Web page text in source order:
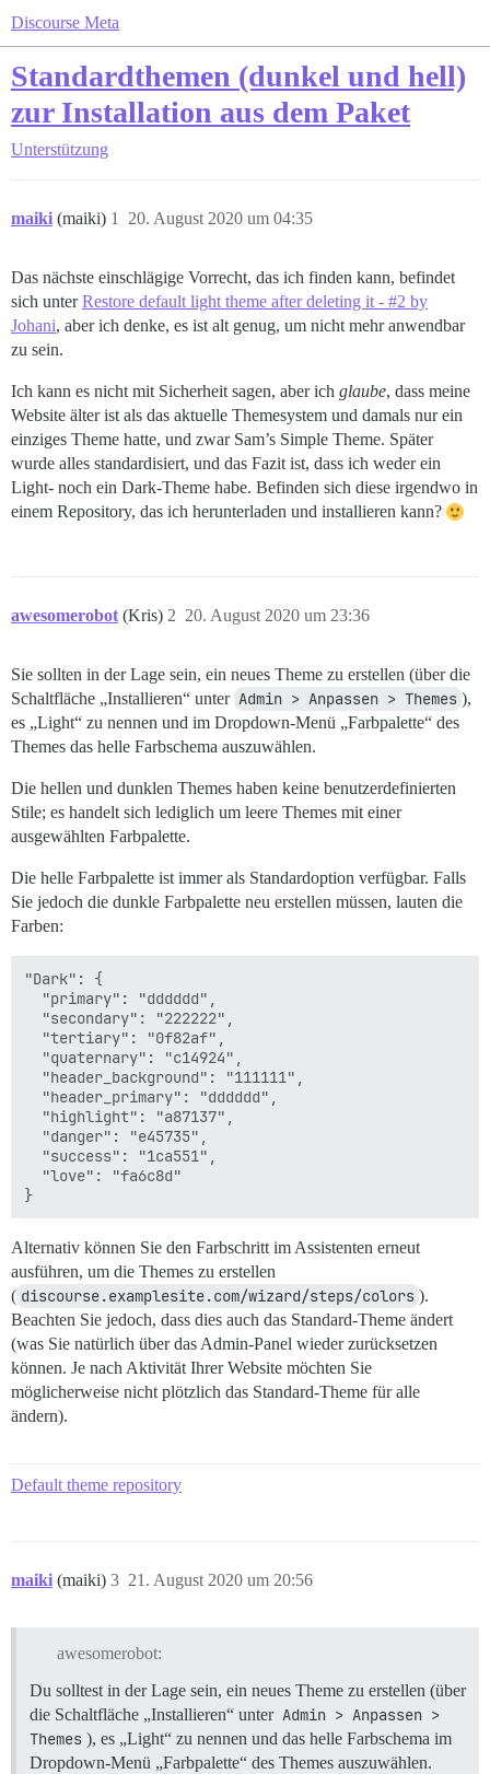
Discourse Meta
Standardthemen (dunkel und hell)
zur Installation aus dem Paket
Unterstützung
maiki (maiki) 20. August 2020 um 04:35
1
Das nächste einschlägige Vorrecht, das ich finden kann, befindet
sich unterRestore default light theme after deleting it - #2 by
Johani, aber ich denke, es ist alt genug, um nicht mehr anwendbar
zu sein.
Ich kann es nicht mit Sicherheit sagen, aber ich glaube, dass meine
Website älter ist als das aktuelle Themesystem und damals nur ein
einziges Theme hatte, und zwar Sam’s Simple Theme. Später
wurde alles standardisiert, und das Fazit ist, dass ich weder ein
Light- noch ein Dark-Theme habe. Befinden sich diese irgendwo in
einem Repository, das ich herunterladen und installieren kann?
awesomerobot (Kris) 20. August 2020 um 23:36
2
Sie sollten in der Lage sein, ein neues Theme zu erstellen (über die
Schaltfläche „Installieren“ unter Admin > Anpassen > Themes ),
es „Light“ zu nennen und im Dropdown-Menü „Farbpalette“ des
Themes das helle Farbschema auszuwählen.
Die hellen und dunklen Themes haben keine benutzerdefinierten
Stile; es handelt sich lediglich um leere Themes mit einer
ausgewählten Farbpalette.
Die helle Farbpalette ist immer als Standardoption verfügbar. Falls
Sie jedoch die dunkle Farbpalette neu erstellen müssen, lauten die
Farben:
"Dark": {
  "primary": "dddddd",
  "secondary": "222222",
  "tertiary": "0f82af",
  "quaternary": "c14924",
  "header_background": "111111",
  "header_primary": "dddddd",
  "highlight": "a87137",
  "danger": "e45735",
  "success": "1ca551",
  "love": "fa6c8d"
Alternativ können Sie den Farbschritt im Assistenten erneut
ausführen, um die Themes zu erstellen
( discourse.examplesite.com/wizard/steps/colors ).
Beachten Sie jedoch, dass dies auch das Standard-Theme ändert
(was Sie natürlich über das Admin-Panel wieder zurücksetzen
können. Je nach Aktivität Ihrer Website möchten Sie
möglicherweise nicht plötzlich das Standard-Theme für alle
ändern).
Default theme repository
maiki (maiki) 21. August 2020 um 20:56
3
awesomerobot:
Du solltest in der Lage sein, ein neues Theme zu erstellen (über
die Schaltfläche „Installieren“ unter Admin > Anpassen >
Themes ), es „Light“ zu nennen und das helle Farbschema im
Dropdown-Menü „Farbpalette“ des Themes auszuwählen.